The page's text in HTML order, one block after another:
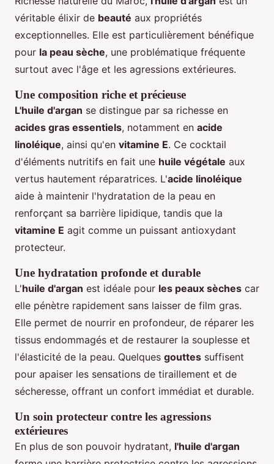
véritable élixir de beauté aux propriétés
exceptionnelles. Elle est particulièrement bénéfique
pour la peau sèche, une problématique fréquente
surtout avec l'âge et les agressions extérieures.
Une composition riche et précieuse
L'huile d'argan se distingue par sa richesse en
acides gras essentiels, notamment en acide
linoléique, ainsi qu'en vitamine E. Ce cocktail
d'éléments nutritifs en fait une huile végétale aux
vertus hautement réparatrices. L'acide linoléique
aide à maintenir l'hydratation de la peau en
renforçant sa barrière lipidique, tandis que la
vitamine E agit comme un puissant antioxydant
protecteur.
Une hydratation profonde et durable
L'huile d'argan est idéale pour les peaux sèches car
elle pénètre rapidement sans laisser de film gras.
Elle permet de nourrir en profondeur, de réparer les
tissus endommagés et de restaurer la souplesse et
l'élasticité de la peau. Quelques gouttes suffisent
pour apaiser les sensations de tiraillement et de
sécheresse, offrant un confort immédiat et durable.
Un soin protecteur contre les agressions
extérieures
En plus de son pouvoir hydratant, l'huile d'argan